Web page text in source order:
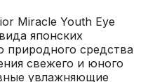
Miracle Youth Eye
японских
природного средства
свежего и юного
увлажняющие